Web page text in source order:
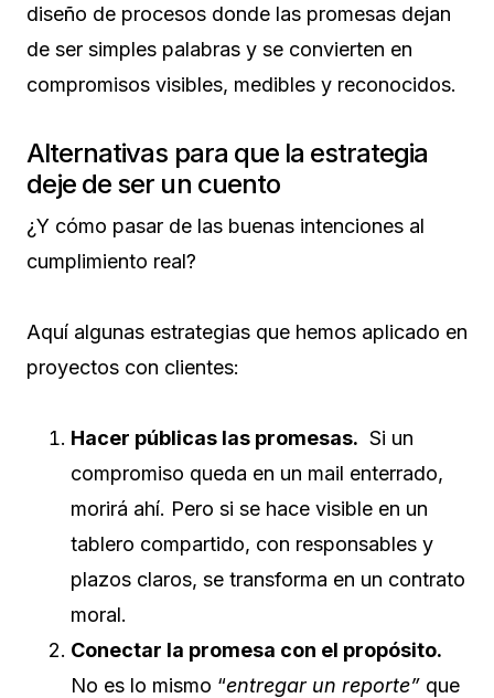
diseño de procesos donde las promesas dejan
de ser simples palabras y se convierten en
compromisos visibles, medibles y reconocidos.
Alternativas para que la estrategia
deje de ser un cuento
¿Y cómo pasar de las buenas intenciones al
cumplimiento real?
Aquí algunas estrategias que hemos aplicado en
proyectos con clientes:
Hacer públicas las promesas. Si un
compromiso queda en un mail enterrado,
morirá ahí. Pero si se hace visible en un
tablero compartido, con responsables y
plazos claros, se transforma en un contrato
moral.
Conectar la promesa con el propósito.
No es lo mismo “entregar un reporte” que